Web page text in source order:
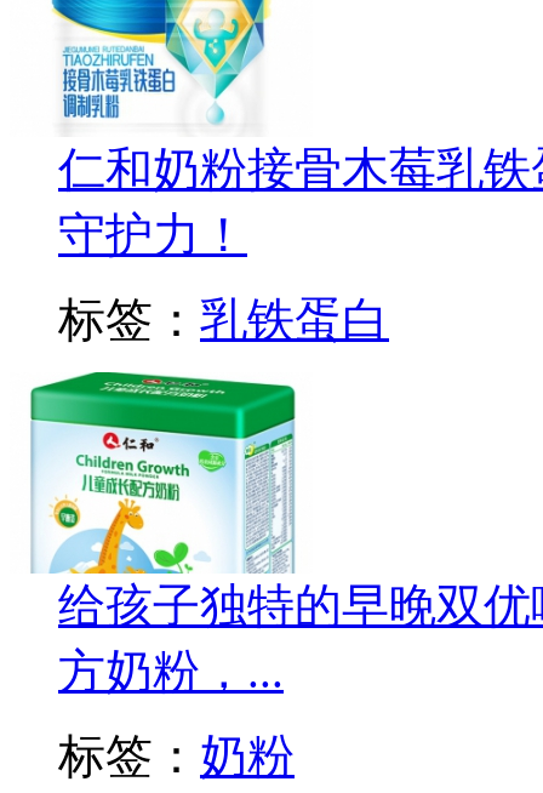
仁和奶粉接骨木莓乳
守护力！
标签： 乳铁蛋白
给孩子独特的早晚双
方奶粉，...
标签： 奶粉